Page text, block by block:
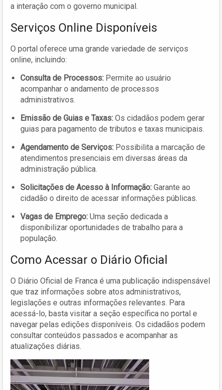
a interação com o governo municipal.
Serviços Online Disponíveis
O portal oferece uma grande variedade de serviços
online, incluindo:
Consulta de Processos: Permite ao usuário
acompanhar o andamento de processos
administrativos.
Emissão de Guias e Taxas: Os cidadãos podem gerar
guias para pagamento de tributos e taxas municipais.
Agendamento de Serviços: Possibilita a marcação de
atendimentos presenciais em diversas áreas da
administração pública.
Solicitações de Acesso à Informação: Garante ao
cidadão o direito de acessar informações públicas.
Vagas de Emprego: Uma seção dedicada a
disponibilizar oportunidades de trabalho para a
população.
Como Acessar o Diário Oficial
O Diário Oficial de Franca é uma publicação indispensável
que traz informações sobre atos administrativos,
legislações e outras informações relevantes. Para
acessá-lo, basta visitar a seção específica no portal e
navegar pelas edições disponíveis. Os cidadãos podem
consultar conteúdos passados e acompanhar as
atualizações diárias.